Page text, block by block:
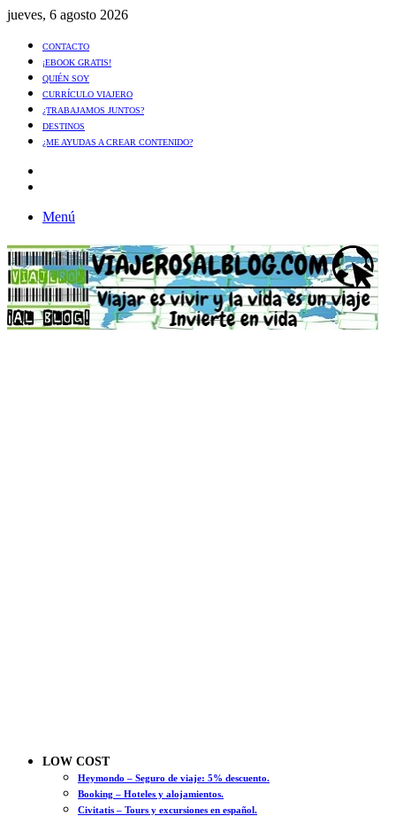
jueves, 6 agosto 2026
CONTACTO
¡EBOOK GRATIS!
QUIÉN SOY
CURRÍCULO VIAJERO
¿TRABAJAMOS JUNTOS?
DESTINOS
¿ME AYUDAS A CREAR CONTENIDO?
Menú
LOW COST
Heymondo – Seguro de viaje: 5% descuento.
Booking – Hoteles y alojamientos.
Civitatis – Tours y excursiones en español.